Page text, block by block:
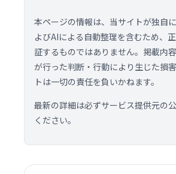
本ページの情報は、当サイトが独自
よびAIによる自動整理を含むため、
証するものではありません。掲載内
が行った判断・行動により生じた損
トは一切の責任を負いかねます。
最新の詳細は必ずサービス提供元の
ください。